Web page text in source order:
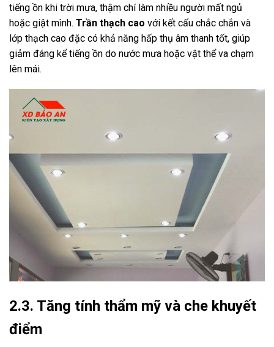
tiếng ồn khi trời mưa, thậm chí làm nhiều người mất ngủ
hoặc giật mình. Trần thạch cao với kết cấu chắc chắn và
lớp thạch cao đặc có khả năng hấp thụ âm thanh tốt, giúp
giảm đáng kể tiếng ồn do nước mưa hoặc vật thể va chạm
lên mái.
2.3. Tăng tính thẩm mỹ và che khuyết
điểm